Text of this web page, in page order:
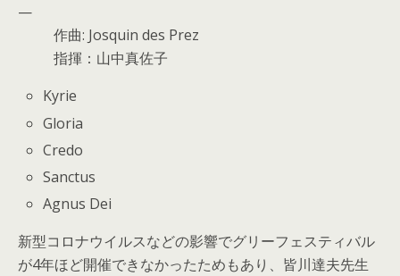
—
作曲: Josquin des Prez
指揮：山中真佐子
Kyrie
Gloria
Credo
Sanctus
Agnus Dei
新型コロナウイルスなどの影響でグリーフェスティバル
が4年ほど開催できなかったためもあり、皆川達夫先生